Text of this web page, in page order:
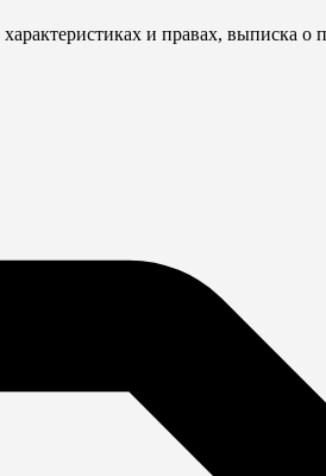
и правах, выписка о